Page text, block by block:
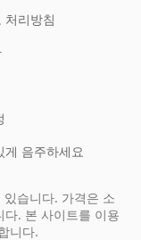
처리방침
게 음주하세요
습니다. 가격은 소
. 본 사이트를 이용
니다.